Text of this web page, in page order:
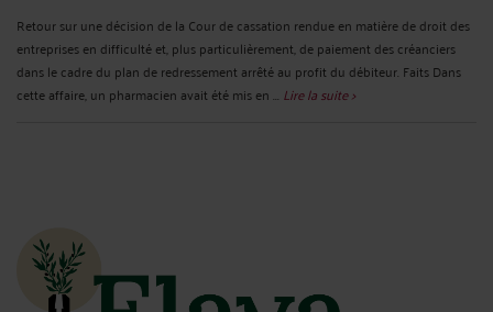
Retour sur une décision de la Cour de cassation rendue en matière de droit des
entreprises en difficulté et, plus particulièrement, de paiement des créanciers
dans le cadre du plan de redressement arrêté au profit du débiteur. Faits Dans
cette affaire, un pharmacien avait été mis en ... Lire la suite >